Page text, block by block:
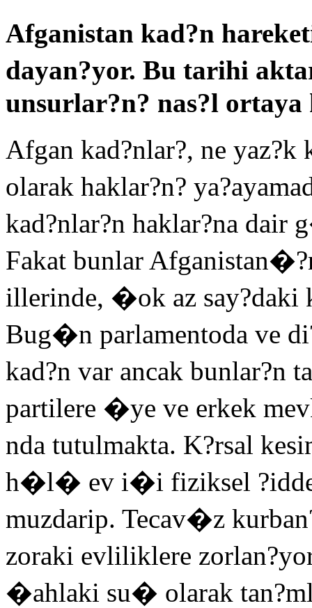
Afganistan kad?n
dayan?yor. Bu tarihi
unsurlar?n? nas?l ortaya
Afgan kad?nlar?, ne
olarak haklar?n?
kad?nlar?n haklar?na dair
Fakat bunlar
illerinde, �ok az
Bug�n parlamentoda ve
kad?n var ancak bunlar?n
partilere �ye ve erkek
nda tutulmakta. K?rsal
h�l� ev i�i fiziksel
muzdarip. Tecav�z
zoraki evliliklere
�ahlaki su� olarak